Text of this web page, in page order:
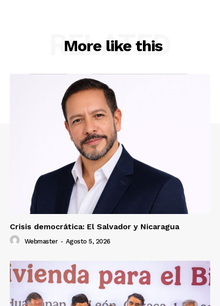
More like this
RELATED
Crisis democrática: El Salvador y Nicaragua
Webmaster - Agosto 5, 2026